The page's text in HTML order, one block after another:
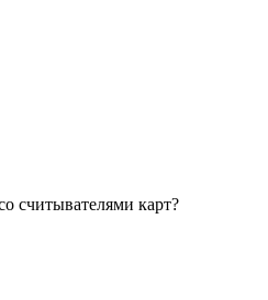
считывателями карт?